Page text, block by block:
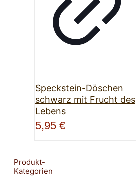
Speckstein-Döschen
schwarz mit Frucht des
Lebens
5,95 €
Produkt-
Kategorien